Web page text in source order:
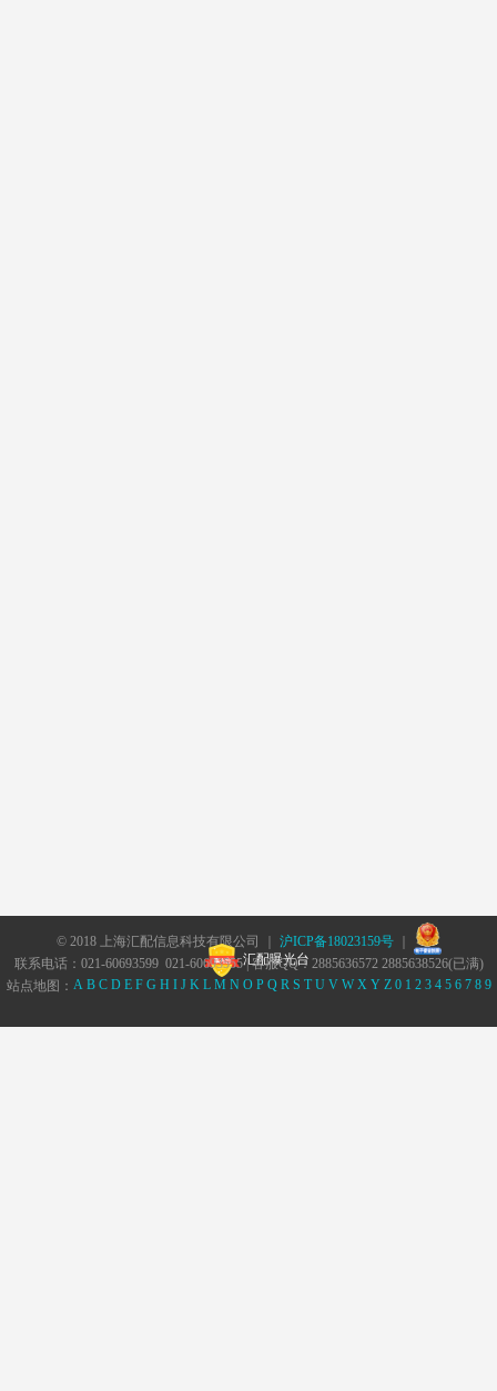
© 2018 上海汇配信息科技有限公司 ｜ 沪ICP备18023159号｜
汇配曝光台
联系电话：021-60693599 021-60693555 | 客服QQ：2885636572 2885638526(已满)
站点地图： A B C D E F G H I J K L M N O P Q R S T U V W X Y Z 0 1 2 3 4 5 6 7 8 9